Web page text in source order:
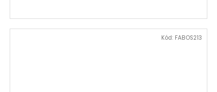
Kód: FABOS213